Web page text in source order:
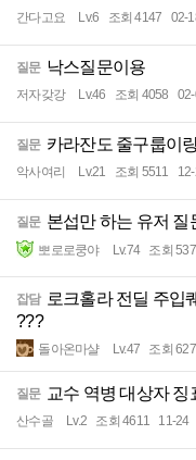
간다고요 Lv.6 조회 4147 02-
질문 낙스질문이용
저자갖강 Lv.46 조회 4058
질문 카라잔도 줄구룹이
악사여리 Lv.21 조회 5511
질문 본섭만 하는 유저 질
뽀로로쿵야 Lv.74 조회
잡담 로크홀라 전딜 주입
???
돌아온마샬 Lv.47 조회
질문 교수 역병 대상자 징
산수골 Lv.2 조회 4611 11-24